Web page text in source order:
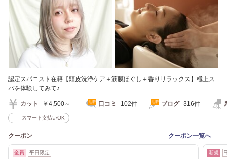
認定スパニスト在籍【頭皮洗浄ケア＋筋膜ほぐし＋香りリラックス】極上ス
パを体験してみて♪
カット ￥4,500～ 口コミ 102件 ブログ 316件
スマート支払いOK
クーポン クーポン一覧へ
全員 平日限定 新規